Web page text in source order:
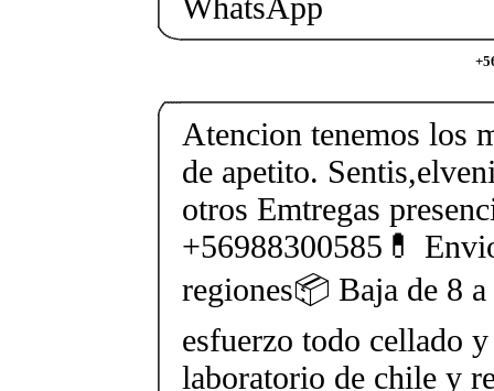
Atencion tenemos los
de apetito.
otros Emtregas
+56988300585💊
regiones📦 Baja de 8
esfuerzo todo cellado
laboratorio de chile y